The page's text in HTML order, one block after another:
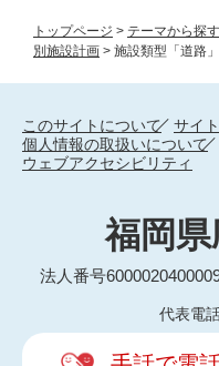
トップページ > テーマから探す
別施設計画 > 施設類型「道路
このサイトについて
サイ
個人情報の取扱いについて
ウェブアクセシビリティ
福岡
法人番号
代表電